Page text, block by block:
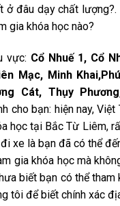
ở đâu dạy chất lượng?.
gia khóa học nào?
vực: Cổ Nhuế 1, Cổ
Mạc, Minh
Cát, Thụy
cho bạn: hiện nay,
học tại Bắc Từ Liêm,
xe là bạn đã có thể
gia khóa học mà
biết bạn có thể tham
tôi để biết chính xác